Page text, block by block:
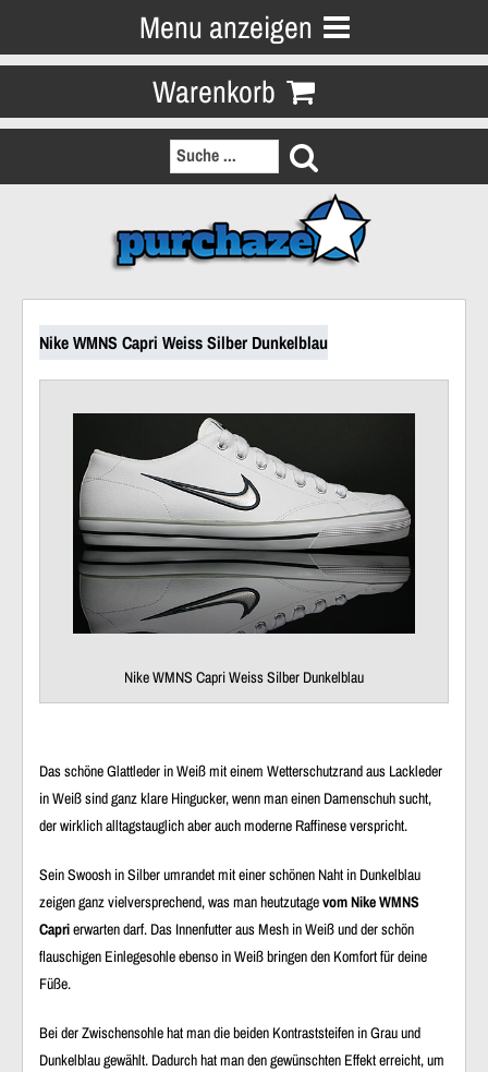
Menu anzeigen
Warenkorb
Nike WMNS Capri Weiss Silber Dunkelblau
Nike WMNS Capri Weiss Silber Dunkelblau
Das schöne Glattleder in Weiß mit einem Wetterschutzrand aus Lackleder
in Weiß sind ganz klare Hingucker, wenn man einen Damenschuh sucht,
der wirklich alltagstauglich aber auch moderne Raffinese verspricht.
Sein Swoosh in Silber umrandet mit einer schönen Naht in Dunkelblau
zeigen ganz vielversprechend, was man heutzutagevom Nike WMNS
Caprierwarten darf. Das Innenfutter aus Mesh in Weiß und der schön
flauschigen Einlegesohle ebenso in Weiß bringen den Komfort für deine
Füße.
Bei der Zwischensohle hat man die beiden Kontraststeifen in Grau und
Dunkelblau gewählt. Dadurch hat man den gewünschten Effekt erreicht, um